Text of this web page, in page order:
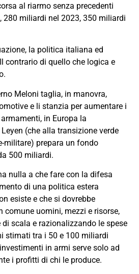
al riarmo senza precedenti
280 miliardi nel 2023, 350 miliardi
la politica italiana ed
contrario di quello che logica e
Meloni taglia, in manovra,
e li stanzia per aumentare i
in Europa la
(che alla transizione verde
militare) prepara un fondo
500 miliardi.
nulla a che fare con la difesa
di una politica estera
esiste e che si dovrebbe
comune uomini, mezzi e risorse,
scala e razionalizzando le spese
stimati tra i 50 e 100 miliardi
in armi serve solo ad
i profitti di chi le produce.